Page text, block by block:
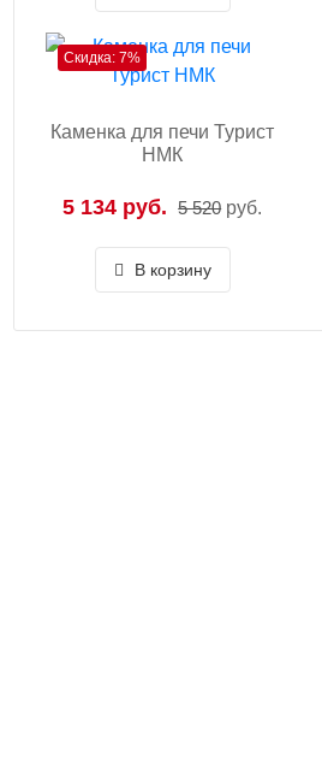
Скидка: 7%
Каменка для печи Турист
НМК
5 134 руб. 5 520 руб.
В корзину